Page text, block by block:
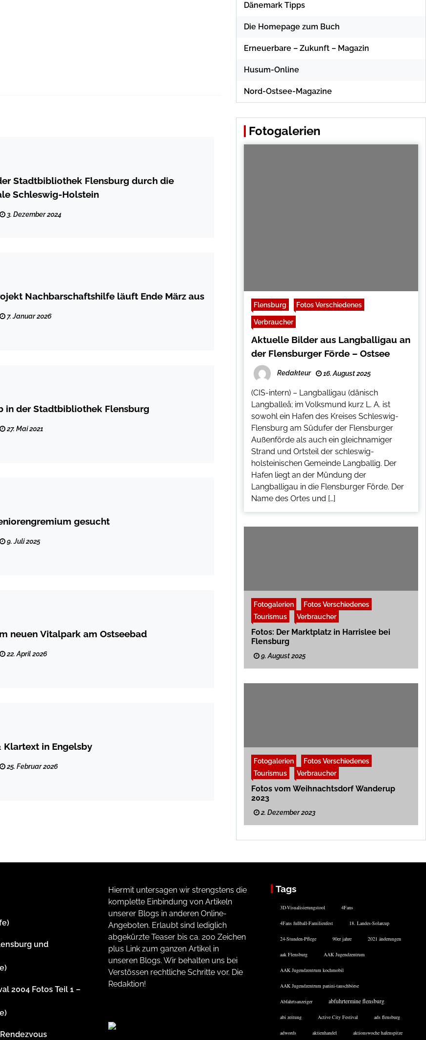
Stadtbibliothek Flensburg durch die
Schleswig-Holstein
3. Dezember 2024
Nachbarschaftshilfe läuft Ende März aus
7. Januar 2026
in der Stadtbibliothek Flensburg
27. Mai 2021
gesucht
9. Juli 2025
neuen Vitalpark am Ostseebad
22. April 2026
Klartext in Engelsby
25. Februar 2026
Dänemark Tipps
Die Homepage zum Buch
Erneuerbare – Zukunft – Magazin
Husum-Online
Nord-Ostsee-Magazine
Fotogalerien
Flensburg Fotos Verschiedenes
Verbraucher
Aktuelle Bilder aus Langballigau an
der Flensburger Förde – Ostsee
Redakteur 16. August 2025
(CIS-intern) – Langballigau (dänisch
Langballeå; im Volksmund kurz L. A. ist
sowohl ein Hafen des Kreises Schleswig-
Flensburg am Südufer der Flensburger
Außenförde als auch ein gleichnamiger
Strand und Ortsteil der schleswig-
holsteinischen Gemeinde Langballig. Der
Hafen liegt an der Mündung der
Langballigau in die Flensburger Förde. Der
Name des Ortes und […]
Fotogalerien
Fotos Verschiedenes
Tourismus
Verbraucher
Fotos: Der Marktplatz in Harrislee bei
Flensburg
9. August 2025
Fotogalerien
Fotos Verschiedenes
Tourismus
Verbraucher
Fotos vom Weihnachtsdorf Wanderup
2023
2. Dezember 2023
und
2004 Fotos Teil 1 –
Hiermit untersagen wir strengstens die
komplette Einbindung von Artikeln
unserer Blogs in anderen Online-
Angeboten. Erlaubt sind lediglich
abgekürzte Teaser bis ca. 200 Zeichen
plus Link zum ganzen Artikel in
unseren Blogs. Wir behalten uns bei
Verstössen rechtliche Schritte vor. Die
Redaktion!
Tags
3D-Visualisierungstool 4Fans
4Fans fußball-Familienfest 18. Landes-Solarcup
24-Stunden-Pflege 90er jahre 2021 änderungen
aak Flensburg AAK Jugendzentrum
AAK Jugendzentrum kochmobil
AAK Jugendzentrum panini-tauschbörse
Abfahrtsanzeiger abfuhrtermine flensburg
abi zeitung Active City Festival ads flensburg
adwords aktienhandel aktionswoche hafenspitze